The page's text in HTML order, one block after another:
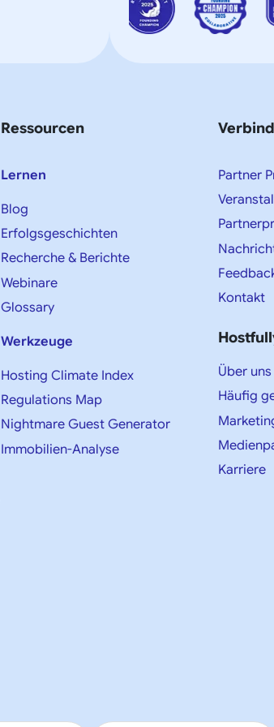
Ressourcen
Lernen
Blog
Erfolgsgeschichten
Recherche & Berichte
Webinare
Glossary
Werkzeuge
Hosting Climate Index
Regulations Map
Nightmare Guest Generator
Immobilien-Analyse
Partner
Kontakt
Über uns
Häufig
Karriere